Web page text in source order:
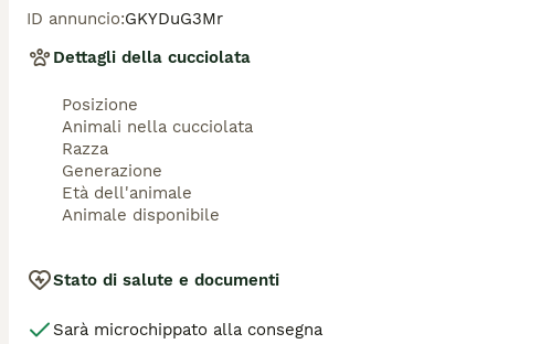
ID annuncio:GKYDuG3Mr
Dettagli della cucciolata
Posizione
Animali nella cucciolata
Razza
Generazione
Età dell'animale
Animale disponibile
Stato di salute e documenti
Sarà microchippato alla consegna